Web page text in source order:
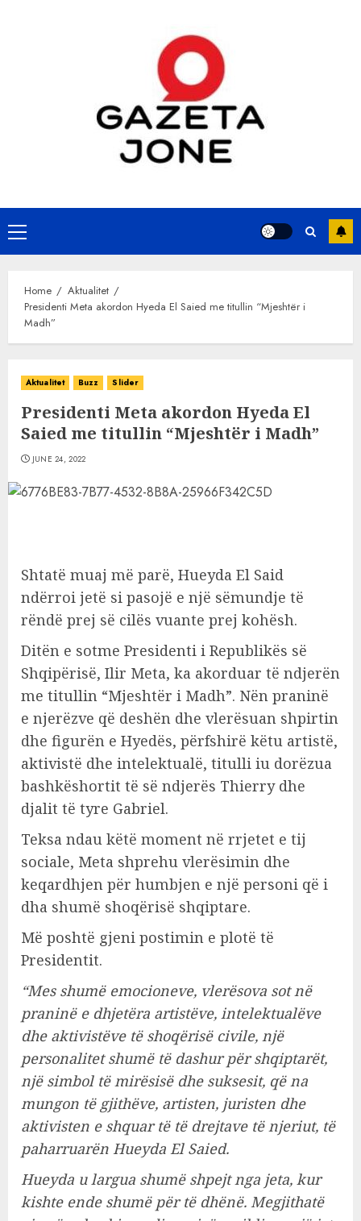
Primary
Menu
Home
Aktualitet
Presidenti Meta akordon Hyeda El Saied me titullin “Mjeshtër i
Madh”
Aktualitet Buzz Slider
Presidenti Meta akordon Hyeda El
Saied me titullin “Mjeshtër i Madh”
JUNE 24, 2022
Shtatë muaj më parë, Hueyda El Said
ndërroi jetë si pasojë e një sëmundje të
rëndë prej së cilës vuante prej kohësh.
Ditën e sotme Presidenti i Republikës së
Shqipërisë, Ilir Meta, ka akorduar të ndjerën
me titullin “Mjeshtër i Madh”. Nën praninë
e njerëzve që deshën dhe vlerësuan shpirtin
dhe figurën e Hyedës, përfshirë këtu artistë,
aktivistë dhe intelektualë, titulli iu dorëzua
bashkëshortit të së ndjerës Thierry dhe
djalit të tyre Gabriel.
Teksa ndau këtë moment në rrjetet e tij
sociale, Meta shprehu vlerësimin dhe
keqardhjen për humbjen e një personi që i
dha shumë shoqërisë shqiptare.
Më poshtë gjeni postimin e plotë të
Presidentit.
“Mes shumë emocioneve, vlerësova sot në
praninë e dhjetëra artistëve, intelektualëve
dhe aktivistëve të shoqërisë civile, një
personalitet shumë të dashur për shqiptarët,
një simbol të mirësisë dhe suksesit, që na
mungon të gjithëve, artisten, juristen dhe
aktivisten e shquar të të drejtave të njeriut, të
paharruarën Hueyda El Saied.
Hueyda u largua shumë shpejt nga jeta, kur
kishte ende shumë për të dhënë. Megjithatë